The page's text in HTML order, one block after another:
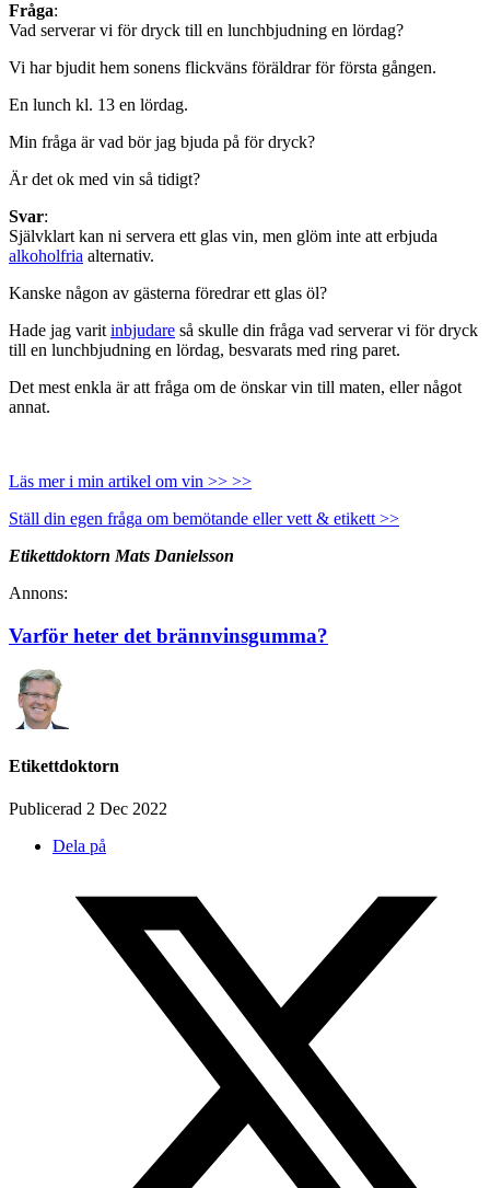
Fråga:
Vad serverar vi för dryck till en lunchbjudning en lördag?
Vi har bjudit hem sonens flickväns föräldrar för första gången.
En lunch kl. 13 en lördag.
Min fråga är vad bör jag bjuda på för dryck?
Är det ok med vin så tidigt?
Svar:
Självklart kan ni servera ett glas vin, men glöm inte att erbjuda
alkoholfria alternativ.
Kanske någon av gästerna föredrar ett glas öl?
Hade jag varit inbjudare så skulle din fråga vad serverar vi för dryck
till en lunchbjudning en lördag, besvarats med ring paret.
Det mest enkla är att fråga om de önskar vin till maten, eller något
annat.
Läs mer i min artikel om vin >> >>
Ställ din egen fråga om bemötande eller vett & etikett >>
Etikettdoktorn Mats Danielsson
Annons:
Varför heter det brännvinsgumma?
Etikettdoktorn
Publicerad 2 Dec 2022
Dela på